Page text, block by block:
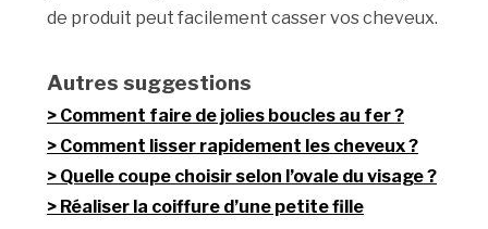
de produit peut facilement casser vos cheveux.
Autres suggestions
Comment faire de jolies boucles au fer ?
Comment lisser rapidement les cheveux ?
Quelle coupe choisir selon l’ovale du visage ?
Réaliser la coiffure d’une petite fille